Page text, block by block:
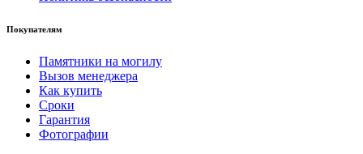
Покупателям
Памятники на могилу
Вызов менеджера
Как купить
Сроки
Гарантия
Фотографии